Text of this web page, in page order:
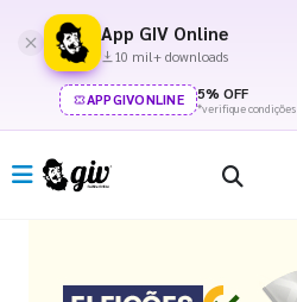
App GIV Online
10 mil+ downloads
APPGIVONLINE 5% OFF
*verifique condições